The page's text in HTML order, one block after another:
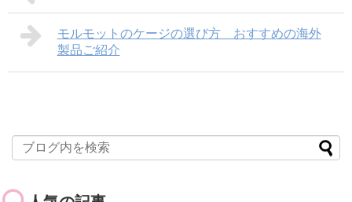
モルモットのケージの選び方 おすすめの海外
製品ご紹介